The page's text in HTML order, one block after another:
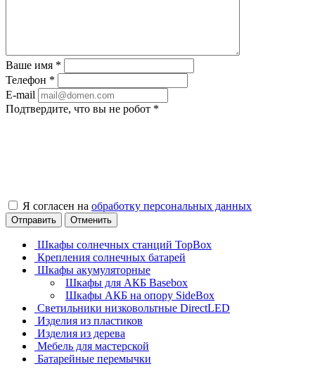
Ваше имя *
Телефон *
E-mail
Подтвердите, что вы не робот *
Я согласен на обработку персональных данных
Отправить Отменить
Шкафы солнечных станций TopBox
Крепления солнечных батарей
Шкафы акумуляторные
Шкафы для АКБ Basebox
Шкафы АКБ на опору SideBox
Светильники низковольтные DirectLED
Изделия из пластиков
Изделия из дерева
Мебель для мастерской
Батарейные перемычки